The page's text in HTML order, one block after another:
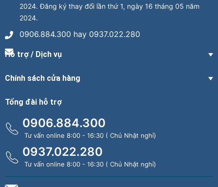
2024. Đăng ký thay đổi lần thứ 1, ngày 16 tháng 05 năm
2024.
0906.884.300 hay 0937.022.280
Hỗ trợ / Dịch vụ
Chính sách cửa hàng
Tổng đài hỗ trợ
0906.884.300
Tư vấn online 8:00 - 16:30 ( Chủ Nhật nghỉ)
0937.022.280
Tư vấn online 8:00 - 16:30 ( Chủ Nhật nghỉ)